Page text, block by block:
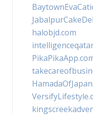
halobjd.com